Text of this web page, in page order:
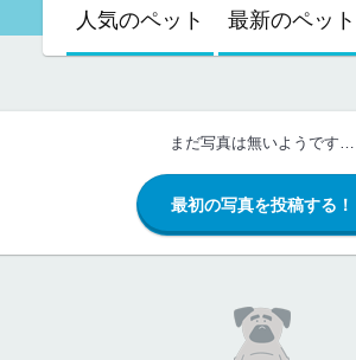
人気のペット 最新のペット
まだ写真は無いようです…
最初の写真を投稿する！